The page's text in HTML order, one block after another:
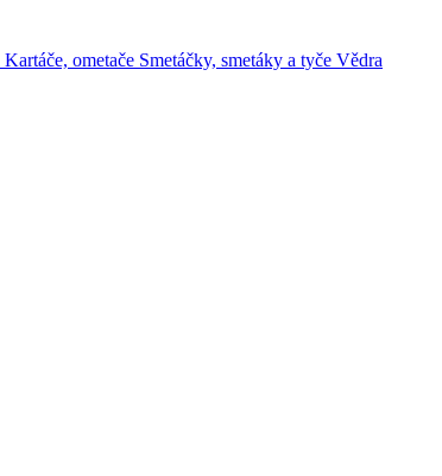
Kartáče, ometače Smetáčky, smetáky a tyče Vědra